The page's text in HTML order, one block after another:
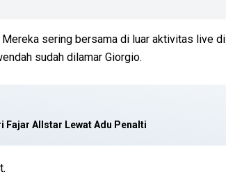
sering bersama di luar aktivitas live di
sudah dilamar Giorgio.
Allstar Lewat Adu Penalti